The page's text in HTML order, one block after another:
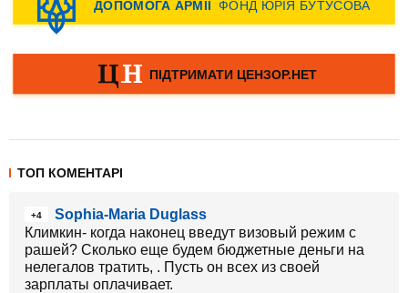
ТОП КОМЕНТАРІ
+4
Sophia-Maria Duglass
Климкин- когда наконец введут визовый режим с
рашей? Сколько еще будем бюджетные деньги на
нелегалов тратить, . Пусть он всех из своей
зарплаты оплачивает.